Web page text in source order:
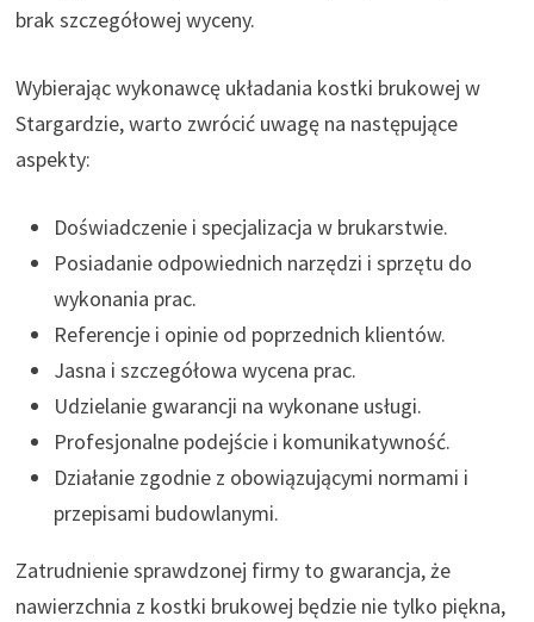
brak szczegółowej wyceny.
Wybierając wykonawcę układania kostki brukowej w
Stargardzie, warto zwrócić uwagę na następujące
aspekty:
Doświadczenie i specjalizacja w brukarstwie.
Posiadanie odpowiednich narzędzi i sprzętu do
wykonania prac.
Referencje i opinie od poprzednich klientów.
Jasna i szczegółowa wycena prac.
Udzielanie gwarancji na wykonane usługi.
Profesjonalne podejście i komunikatywność.
Działanie zgodnie z obowiązującymi normami i
przepisami budowlanymi.
Zatrudnienie sprawdzonej firmy to gwarancja, że
nawierzchnia z kostki brukowej będzie nie tylko piękna,